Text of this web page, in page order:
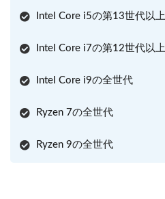
Intel Core i5の第13世代以上
Intel Core i7の第12世代以上
Intel Core i9の全世代
Ryzen 7の全世代
Ryzen 9の全世代